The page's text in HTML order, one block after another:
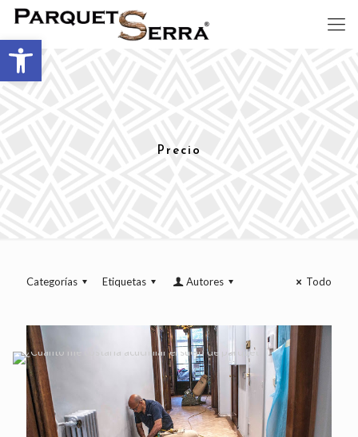
Abrir barra de herramientas
Precio
Categorías Etiquetas Autores Todo